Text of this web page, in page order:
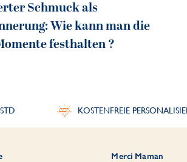
Schmuck als
Wie kann man die
festhalten ?
KOSTENFREIE
Merci Maman